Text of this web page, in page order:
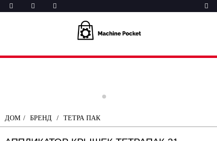
ДОМ БРЕНД ТЕТРА ПАК